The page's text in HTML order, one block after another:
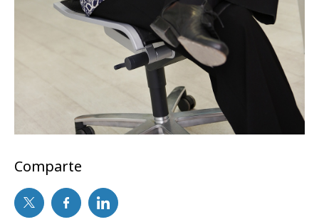
Comparte